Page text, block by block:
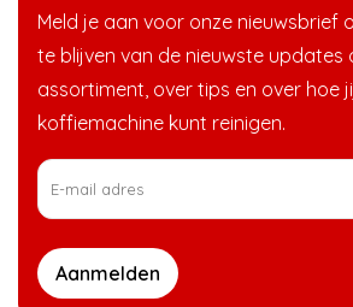
Meld je aan voor onze nieuwsbrief
te blijven van de nieuwste updates
assortiment, over tips en over hoe
koffiemachine kunt reinigen.
Aanmelden